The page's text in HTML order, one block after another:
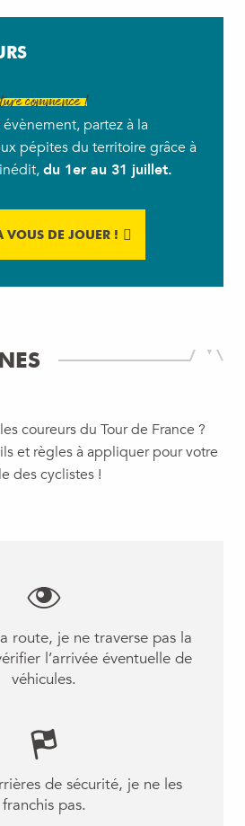
commence !
partez à la
pépites du territoire grâce à
inédit,du 1er au 31 juillet.
VOUS DE JOUER !
coureurs du Tour de France ?
et règles à appliquer pour votre
des cyclistes !
route, je ne traverse pas la
l’arrivée éventuelle de
véhicules.
de sécurité, je ne les
franchis pas.